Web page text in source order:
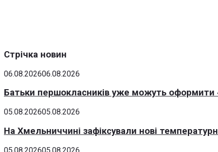
Стрічка новин
06.08.202606.08.2026
Батьки першокласників уже можуть оформити
05.08.202605.08.2026
На Хмельниччині зафіксували нові
05.08.202605.08.2026